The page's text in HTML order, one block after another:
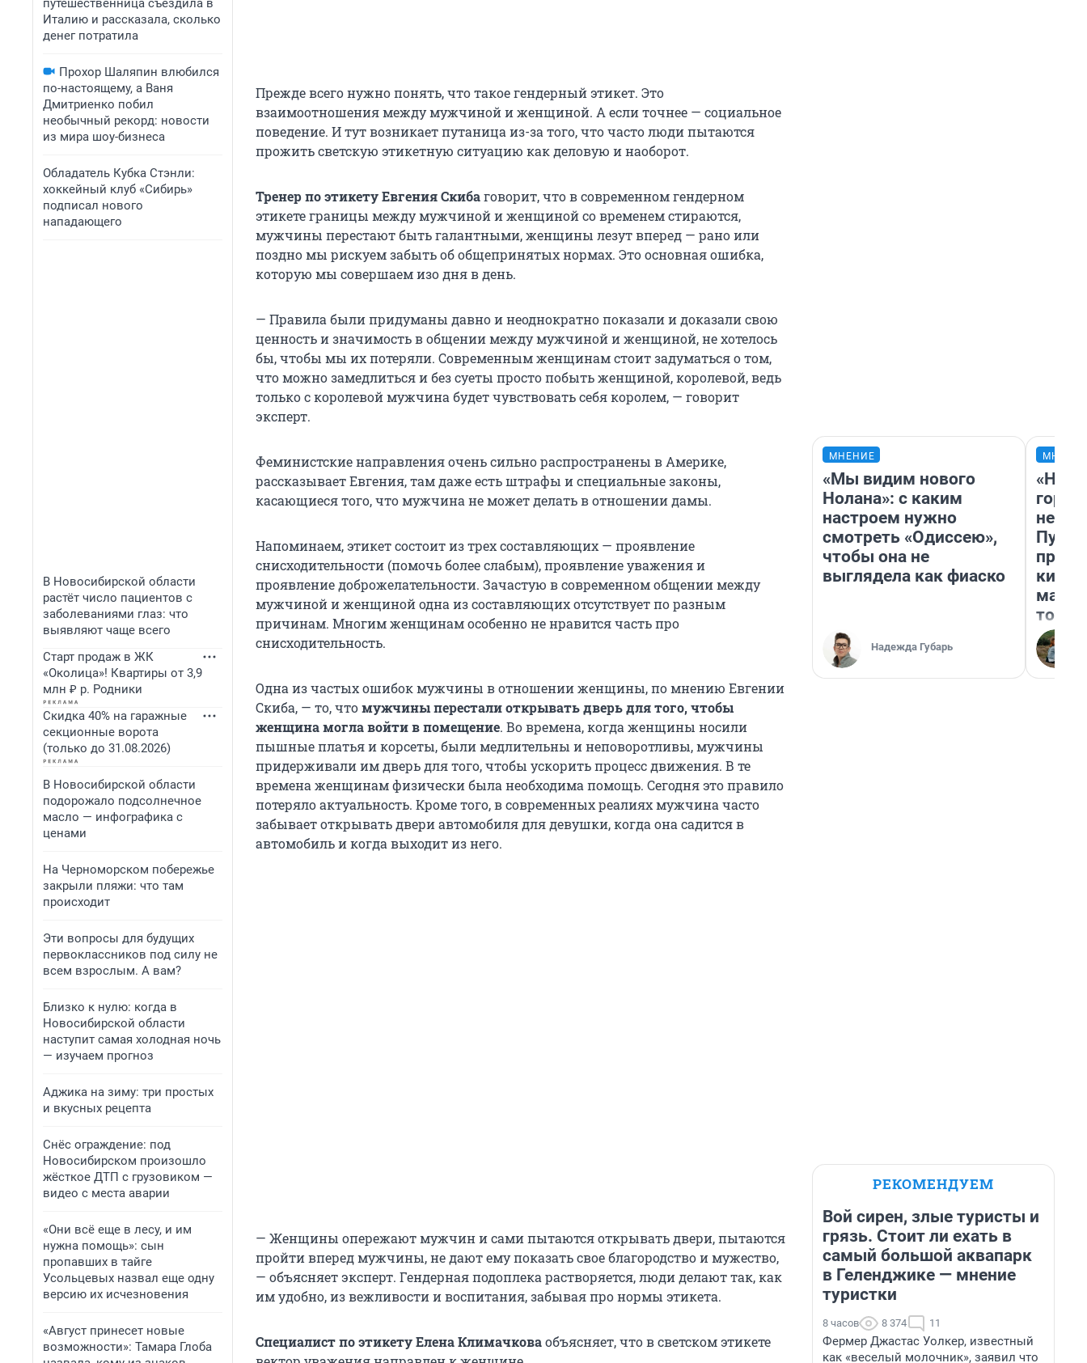
путешественница съездила в
Италию и рассказала, сколько
денег потратила
Прохор Шаляпин влюбился
по-настоящему, а Ваня
Дмитриенко побил
необычный рекорд: новости
из мира шоу-бизнеса
Обладатель Кубка Стэнли:
хоккейный клуб «Сибирь»
подписал нового
нападающего
В Новосибирской области
растёт число пациентов с
заболеваниями глаз: что
выявляют чаще всего
Старт продаж в ЖК
«Околица»! Квартиры от 3,9
млн ₽ р. Родники
Скидка 40% на гаражные
секционные ворота
(только до 31.08.2026)
В Новосибирской области
подорожало подсолнечное
масло — инфографика с
ценами
На Черноморском побережье
закрыли пляжи: что там
происходит
Эти вопросы для будущих
первоклассников под силу не
всем взрослым. А вам?
Близко к нулю: когда в
Новосибирской области
наступит самая холодная ночь
— изучаем прогноз
Аджика на зиму: три простых
и вкусных рецепта
Снёс ограждение: под
Новосибирском произошло
жёсткое ДТП с грузовиком —
видео с места аварии
«Они всё еще в лесу, и им
нужна помощь»: сын
пропавших в тайге
Усольцевых назвал еще одну
версию их исчезновения
«Август принесет новые
возможности»: Тамара Глоба
Прежде всего нужно понять, что такое гендерный этикет. Это
взаимоотношения между мужчиной и женщиной. А если точнее — социальное
поведение. И тут возникает путаница из-за того, что часто люди пытаются
прожить светскую этикетную ситуацию как деловую и наоборот.
Тренер по этикету Евгения Скибаговорит, что в современном гендерном
этикете границы между мужчиной и женщиной со временем стираются,
мужчины перестают быть галантными, женщины лезут вперед — рано или
поздно мы рискуем забыть об общепринятых нормах. Это основная ошибка,
которую мы совершаем изо дня в день.
— Правила были придуманы давно и неоднократно показали и доказали свою
ценность и значимость в общении между мужчиной и женщиной, не хотелось
бы, чтобы мы их потеряли. Современным женщинам стоит задуматься о том,
что можно замедлиться и без суеты просто побыть женщиной, королевой, ведь
только с королевой мужчина будет чувствовать себя королем, — говорит
эксперт.
Феминистские направления очень сильно распространены в Америке,
рассказывает Евгения, там даже есть штрафы и специальные законы,
касающиеся того, что мужчина не может делать в отношении дамы.
Напоминаем, этикет состоит из трех составляющих — проявление
снисходительности (помочь более слабым), проявление уважения и
проявление доброжелательности. Зачастую в современном общении между
мужчиной и женщиной одна из составляющих отсутствует по разным
причинам. Многим женщинам особенно не нравится часть про
снисходительность.
Одна из частых ошибок мужчины в отношении женщины, по мнению Евгении
Скиба, — то, чтомужчины перестали открывать дверь для того, чтобы
женщина могла войти в помещение. Во времена, когда женщины носили
пышные платья и корсеты, были медлительны и неповоротливы, мужчины
придерживали им дверь для того, чтобы ускорить процесс движения. В те
времена женщинам физически была необходима помощь. Сегодня это правило
потеряло актуальность. Кроме того, в современных реалиях мужчина часто
забывает открывать двери автомобиля для девушки, когда она садится в
автомобиль и когда выходит из него.
— Женщины опережают мужчин и сами пытаются открывать двери, пытаются
пройти вперед мужчины, не дают ему показать свое благородство и мужество,
— объясняет эксперт. Гендерная подоплека растворяется, люди делают так, как
им удобно, из вежливости и воспитания, забывая про нормы этикета.
Специалист по этикету Елена Климачковаобъясняет, что в светском этикете
МНЕНИЕ
«Мы видим нового
Нолана»: с каким
настроем нужно
смотреть «Одиссею»,
чтобы она не
выглядела как фиаско
Надежда Губарь
«Нет
того
РЕКОМЕНДУЕМ
Вой сирен, злые туристы и
грязь. Стоит ли ехать в
самый большой аквапарк
в Геленджике — мнение
туристки
8 часов 8 374 11
Фермер Джастас Уолкер, известный
как «веселый молочник», заявил что